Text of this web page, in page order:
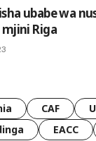
ubabe wa
Riga
CAF
EACC